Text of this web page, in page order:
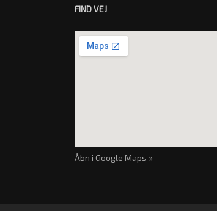
FIND VEJ
Åbn i Google Maps »